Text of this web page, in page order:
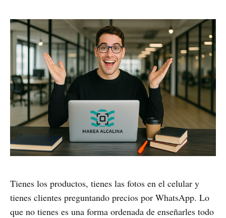
Tienes los productos, tienes las fotos en el celular y
tienes clientes preguntando precios por WhatsApp. Lo
que no tienes es una forma ordenada de enseñarles todo